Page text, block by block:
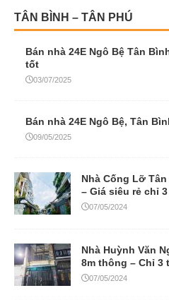
TÂN BÌNH – TÂN PHÚ
Bán nhà 24E Ngô Bệ Tân
tốt
03/07/2025
Bán nhà 24E Ngô Bệ, Tân
09/05/2025
Nhà Cống Lỡ
– Giá siêu rẻ chỉ
07/05/2024
Nhà Huỳnh Văn
8m thông – Chỉ 3
07/05/2024